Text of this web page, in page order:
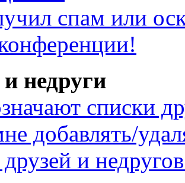
спам или
недруги
списки
добавлять/
и